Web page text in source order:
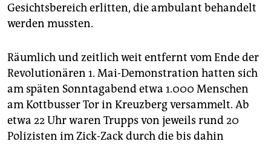
Gesichtsbereich erlitten, die ambulant behandelt
werden mussten.
Räumlich und zeitlich weit entfernt vom Ende der
Revolutionären 1. Mai-Demonstration hatten sich
am späten Sonntagabend etwa 1.000 Menschen
am Kottbusser Tor in Kreuzberg versammelt. Ab
etwa 22 Uhr waren Trupps von jeweils rund 20
Polizisten im Zick-Zack durch die bis dahin